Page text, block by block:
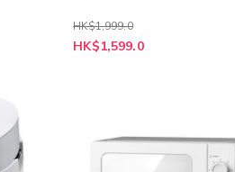
HK$1,999.0
特
殊
HK$1,599.0